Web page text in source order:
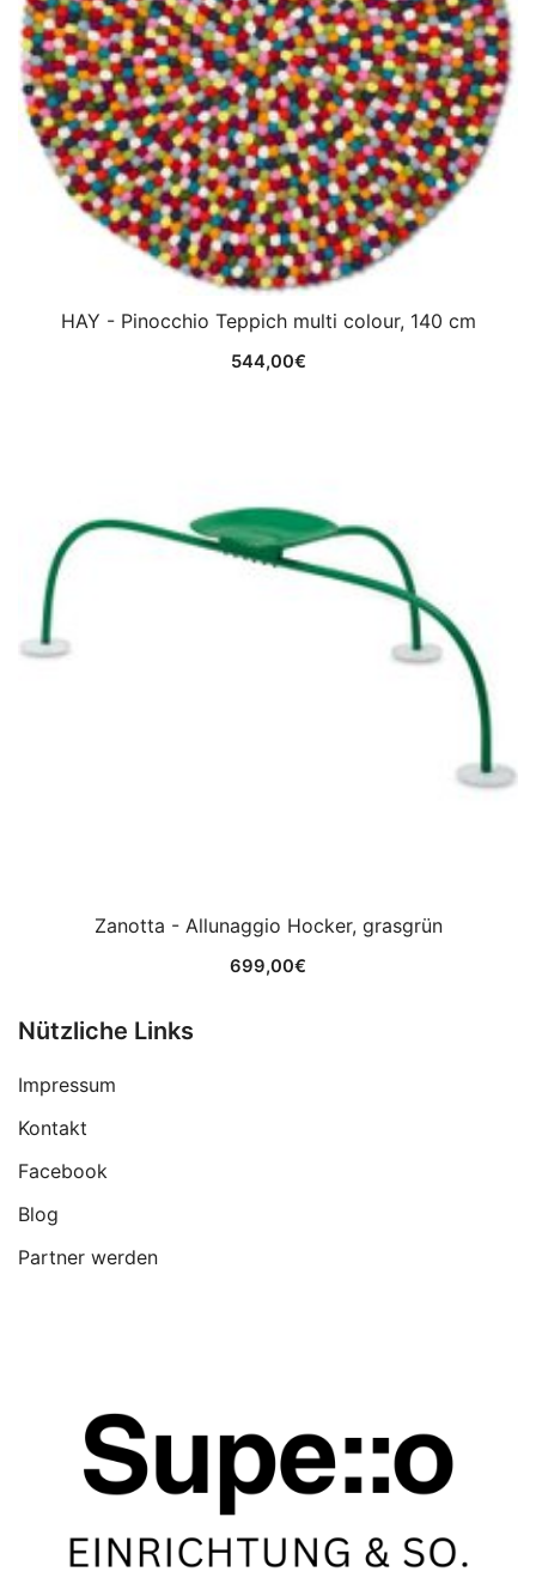
HAY - Pinocchio Teppich multi colour, 140 cm
544,00€
Zanotta - Allunaggio Hocker, grasgrün
699,00€
Nützliche Links
Impressum
Kontakt
Facebook
Blog
Partner werden